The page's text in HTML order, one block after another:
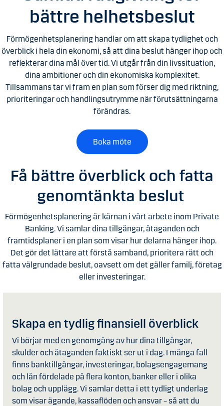
bättre helhetsbeslut
Förmögenhetsplanering handlar om att skapa tydlighet och
överblick i hela din ekonomi, så att dina beslut hänger ihop och
reflekterar dina mål över tid. Vi utgår från din livssituation,
dina ambitioner och din ekonomiska komplexitet.
Tillsammans tar vi fram en plan som förser dig med riktning,
prioriteringar och handlingsutrymme när förutsättningarna
förändras.
Boka möte
Få bättre överblick och fatta
genomtänkta beslut
Förmögenhetsplanering är kärnan i vårt arbete inom Private
Banking. Vi samlar dina tillgångar, åtaganden och
framtidsplaner i en plan som visar hur delarna hänger ihop.
Det gör det lättare att förstå samband, prioritera rätt och
fatta välgrundade beslut, oavsett om det gäller familj, företag
eller investeringar.
Skapa en tydlig finansiell överblick
Vi börjar med en genomgång av hur dina tillgångar,
skulder och åtaganden faktiskt ser ut i dag. I många fall
finns banktillgångar, investeringar, bolagsengagemang
och lån fördelade på flera konton, banker eller i olika
bolag och upplägg. Vi samlar detta i ett tydligt underlag
som visar ägande, kassaflöden och ansvar – så att du